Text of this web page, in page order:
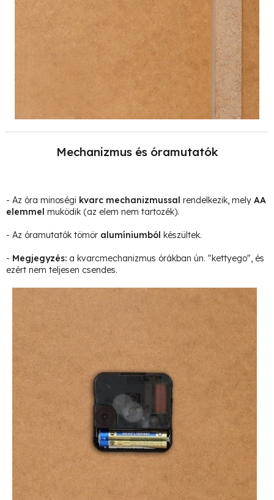
Mechanizmus és óramutatók
- Az óra minoségi kvarc mechanizmussal rendelkezik, mely AA
elemmel muködik (az elem nem tartozék).
- Az óramutatók tömör alumíniumból készültek.
- Megjegyzés: a kvarcmechanizmus órákban ún. "kettyego", és
ezért nem teljesen csendes.